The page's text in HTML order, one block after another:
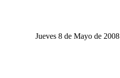
Jueves 8 de Mayo de 2008